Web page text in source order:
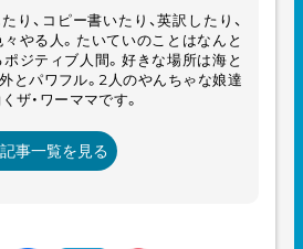
り、コピー書いたり、英訳したり、
やる人。たいていのことはなんと
ジティブ人間。好きな場所は海と
とパワフル。2人のやんちゃな娘達
ザ・ワーママです。
事一覧を見る